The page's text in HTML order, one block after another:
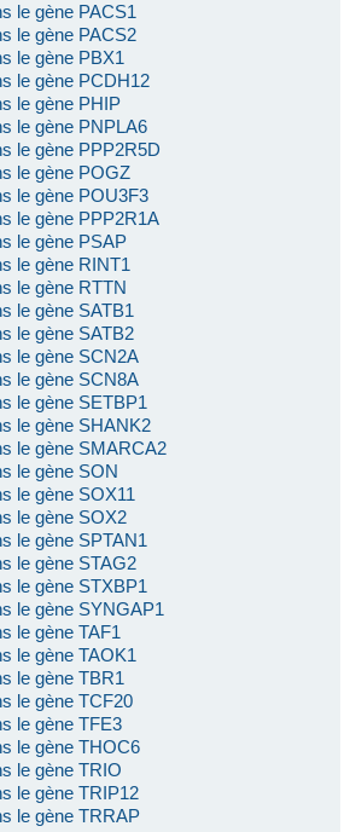
le gène PACS1
le gène PACS2
le gène PBX1
le gène PCDH12
le gène PHIP
le gène PNPLA6
le gène PPP2R5D
le gène POGZ
le gène POU3F3
le gène PPP2R1A
le gène PSAP
le gène RINT1
le gène RTTN
le gène SATB1
le gène SATB2
le gène SCN2A
le gène SCN8A
le gène SETBP1
le gène SHANK2
le gène SMARCA2
le gène SON
le gène SOX11
le gène SOX2
le gène SPTAN1
le gène STAG2
le gène STXBP1
le gène SYNGAP1
le gène TAF1
le gène TAOK1
le gène TBR1
le gène TCF20
le gène TFE3
le gène THOC6
le gène TRIO
le gène TRIP12
le gène TRRAP